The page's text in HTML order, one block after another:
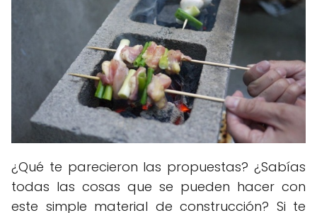
¿Qué te parecieron las propuestas? ¿Sabías
todas las cosas que se pueden hacer con
este simple material de construcción? Si te